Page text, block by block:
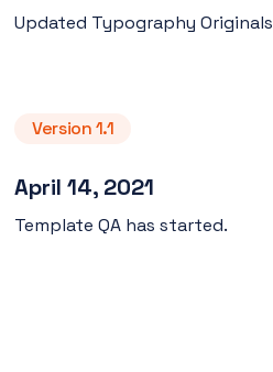
Updated Typography Originals
Version 1.1
April 14, 2021
Template QA has started.